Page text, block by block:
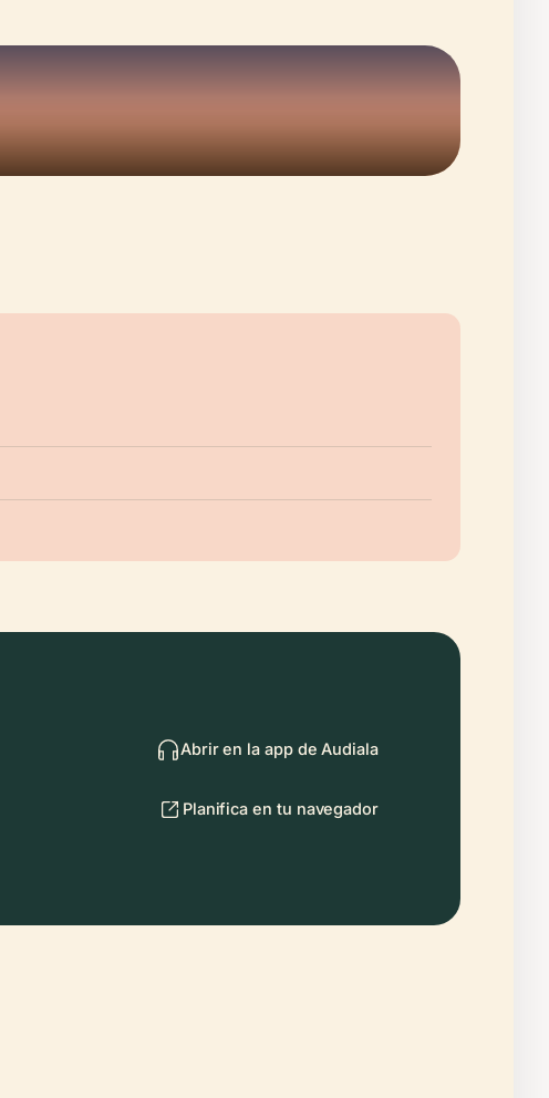
Abrir en la app de Audiala
Planifica en tu navegador